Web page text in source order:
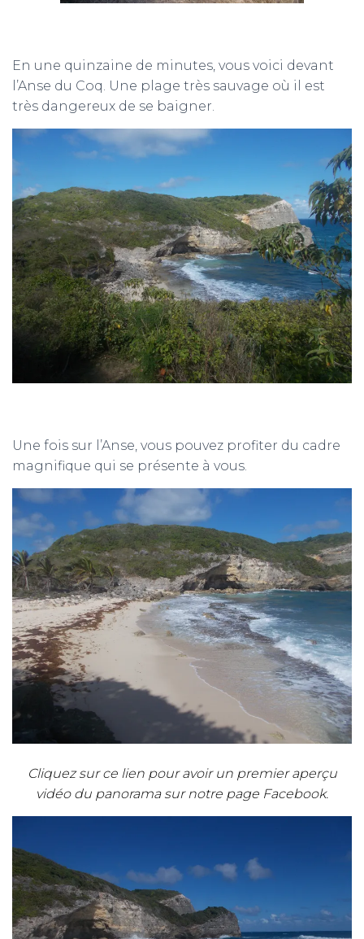
En une quinzaine de minutes, vous voici devant
l’Anse du Coq. Une plage très sauvage où il est
très dangereux de se baigner.
Une fois sur l’Anse, vous pouvez profiter du cadre
magnifique qui se présente à vous.
Cliquez sur ce lien pour avoir un premier aperçu
vidéo du panorama sur notre page Facebook.